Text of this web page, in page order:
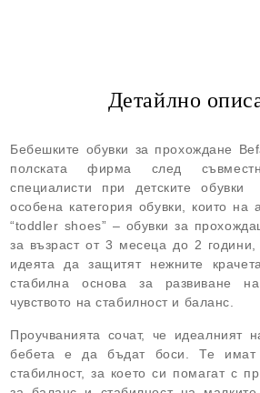
Детайлно
Бебешките обувки за прохождане
полската фирма след
специалисти при детските
особена категория обувки, които на
“toddler shoes” – обувки за
за възраст от 3 месеца до 2 години,
идеята да защитят нежните
стабилна основа за развиване
чувството на стабилност и баланс.
Проучванията сочат, че идеалният
бебета е да бъдат боси. Те имат
стабилност, за което си помагат с